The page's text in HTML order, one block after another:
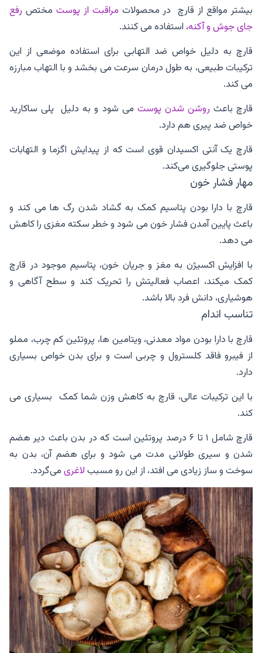
بیشتر مواقع از قارچ در محصولات مراقبت از پوست مختص رفع
جای جوش و آکنه، استفاده می کنند.
قارچ به دلیل خواص ضد التهابی برای استفاده موضعی از این
ترکیبات طبیعی، به طول درمان سرعت می بخشد و با التهاب مبارزه
می کند.
قارچ باعث روشن شدن پوست می شود و به دلیل پلی ساکارید
خواص ضد پیری هم دارد.
قارچ یک آنتی اکسیدان قوی است که از پیدایش اگزما و التهابات
پوستی جلوگیری می‌کند.
مهار فشار خون
قارچ با دارا بودن پتاسیم کمک به گشاد شدن رگ ها می کند و
باعث پایین آمدن فشار خون می شود و خطر سکته مغزی را کاهش
می دهد.
با افزایش اکسیژن به مغز و جریان خون، پتاسیم موجود در قارچ
کمک میکند، اعصاب فعالیتش را تحریک کند و سطح آگاهی و
هوشیاری، دانش فرد بالا باشد.
تناسب اندام
قارچ با دارا بودن مواد معدنی، ویتامین ها، پروتئین کم چرب، مملو
از فیبرو فاقد کلسترول و چربی است و برای بدن خواص بسیاری
دارد.
با این ترکیبات عالی، قارچ به کاهش وزن شما کمک بسیاری می
کند.
قارچ شامل ۱ تا ۶ درصد پروتئین است که در بدن باعث دیر هضم
شدن و سیری طولانی مدت می‌ شود و برای هضم آن، بدن به
سوخت‌ و ساز زیادی می افتد، از این رو مسببلاغریمی‌گردد.